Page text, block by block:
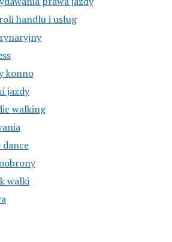
handlu i usług
konno
jazdy
walking
walki